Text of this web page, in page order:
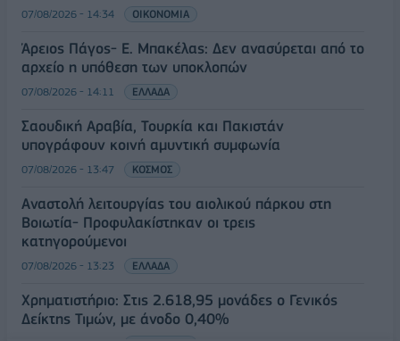
07/08/2026 - 14:34 ΟΙΚΟΝΟΜΙΑ
Άρειος Πάγος- Ε. Μπακέλας: Δεν ανασύρεται από το
αρχείο η υπόθεση των υποκλοπών
07/08/2026 - 14:11 ΕΛΛΑΔΑ
Σαουδική Αραβία, Τουρκία και Πακιστάν
υπογράφουν κοινή αμυντική συμφωνία
07/08/2026 - 13:47 ΚΟΣΜΟΣ
Αναστολή λειτουργίας του αιολικού πάρκου στη
Βοιωτία- Προφυλακίστηκαν οι τρεις
κατηγορούμενοι
07/08/2026 - 13:23 ΕΛΛΑΔΑ
Χρηματιστήριο: Στις 2.618,95 μονάδες ο Γενικός
Δείκτης Τιμών, με άνοδο 0,40%